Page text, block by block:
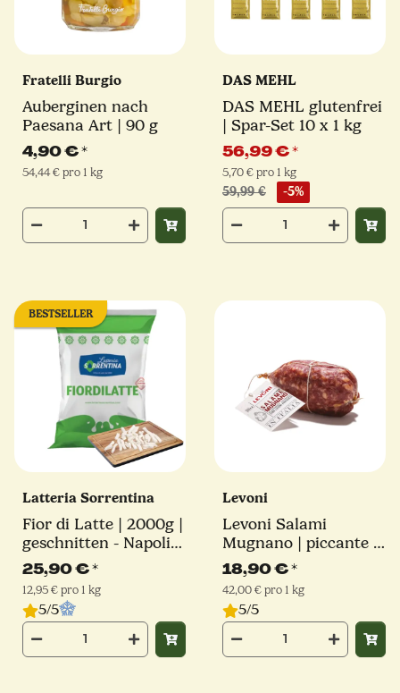
Fratelli Burgio
Auberginen nach
Paesana Art | 90 g
4,90 €*
54,44 € pro 1 kg
DAS MEHL
DAS MEHL glutenfrei
| Spar-Set 10 x 1 kg
56,99 €*
5,70 € pro 1 kg
59,99 € -5%
BESTSELLER
Latteria Sorrentina
Fior di Latte | 2000g |
geschnitten - Napoli
Schnitt | Latteria
Sorrentina
25,90 €*
12,95 € pro 1 kg
5/5
Levoni
Levoni Salami
Mugnano | piccante |
450g
18,90 €*
42,00 € pro 1 kg
5/5